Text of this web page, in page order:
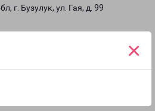
×
г. Бузулук, ул. Гая, д. 99